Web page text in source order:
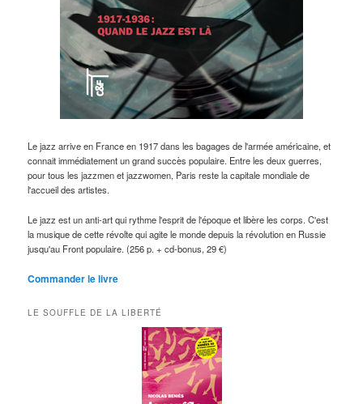
Le jazz arrive en France en 1917 dans les bagages de l'armée américaine, et
connait immédiatement un grand succès populaire. Entre les deux guerres,
pour tous les jazzmen et jazzwomen, Paris reste la capitale mondiale de
l'accueil des artistes.
Le jazz est un anti-art qui rythme l'esprit de l'époque et libère les corps. C'est
la musique de cette révolte qui agite le monde depuis la révolution en Russie
jusqu'au Front populaire. (256 p. + cd-bonus, 29 €)
Commander le livre
LE SOUFFLE DE LA LIBERTÉ